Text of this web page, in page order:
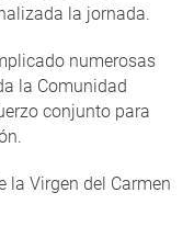
la jornada.
numerosas
la Comunidad
conjunto para
la Virgen del Carmen